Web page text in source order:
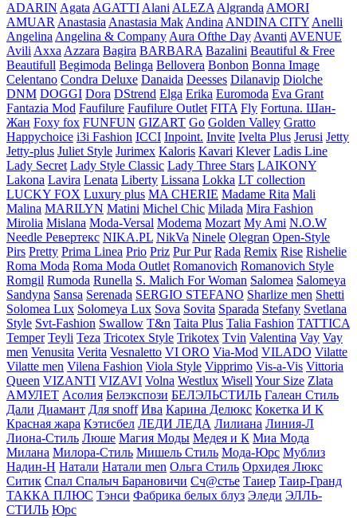
ADARIN AgataAGATTIAlaniALEZAAlgrandaAMORI
AMUARAnastasiaAnastasia MakAndinaANDINA CITYAnelli
AngelinaAngelina & CompanyAura Ofthe DayAvantiAVENUE
AviliAxxaAzzara Bagira BARBARA Bazalini Beautiful & Free
Beautifull Begimoda Belinga Bellovera Bonbon Bonna Image
Celentano Condra Deluxe Danaida Deesses Dilanavip Diolche
DNM DOGGI Dora DStrend Elga Erika Euromoda Eva Grant
Fantazia Mod Faufilure Faufilure Outlet FITA Fly Fortuna. Шан-
Жан Foxy fox FUNFUN GIZART Go Golden Valley Gratto
Happychoice i3i Fashion ICCI Inpoint. Invite Ivelta Plus Jerusi Jetty
Jetty-plus Juliet Style Jurimex Kaloris Kavari Klever Ladis Line
Lady Secret Lady Style Classic Lady Three Stars LAIKONY
Lakona Lavira Lenata Liberty Lissana Lokka LT collection
LUCKY FOX Luxury plus MA CHERIE Madame Rita Mali
Malina MARILYN Matini Michel Chic Milada Mira Fashion
Mirolia Mislana Moda-Versal Modema Mozart My Ami N.O.W
Needle Ревертекс NIKA.PL NikVa Ninele Olegran Open-Style
Pirs Pretty Prima Linea Prio Priz Pur Pur Rada Remix Rise Rishelie
Roma Moda Roma Moda Outlet Romanovich Romanovich Style
Romgil Rumoda Runella S. Malich For Woman Salomea Salomeya
Sandyna Sansa Serenada SERGIO STEFANO Sharlize men Shetti
Solomea Lux Solomeya Lux Sova Sovita Sparada Stefany Svetlana
Style Svt-Fashion Swallow T&n Taita Plus Talia Fashion TATTICA
Temper Teyli Teza Tricotex Style Trikotex Tvin Valentina Vay Vay
men Venusita Verita Vesnaletto VI ORO Via-Mod VILADO Vilatte
Vilatte men Vilena Fashion Viola Style Vipprimо Vis-a-Vis Vittoria
Queen VIZANTI VIZAVI Volna Westlux WisellYour Size Zlata
АМУЛЕТ Асолия Белэкспози БЕЛЭЛЬСТИЛЬ Галеан Cтиль
Дали Диамант Для snoff Ива Карина Делюкс Кокетка И К
Красная жара Кэтисбел ЛЕДИ ЛЕДА Лилиана Линия-Л
Лиона-Стиль Люше Магия Моды Медея и К Миа Мода
Милана Милора-Стиль Мишель Стиль Мода-Юрс Мублиз
Надин-Н Натали Натали men Ольга Стиль Орхидея Люкс
Ситик Спал Спалыч Барановичи Сч@стье Таиер Таир-Гранд
ТАККА ПЛЮС Тэнси Фабрика белых блуз Эледи ЭЛЛЬ-
СТИЛЬ Юрс